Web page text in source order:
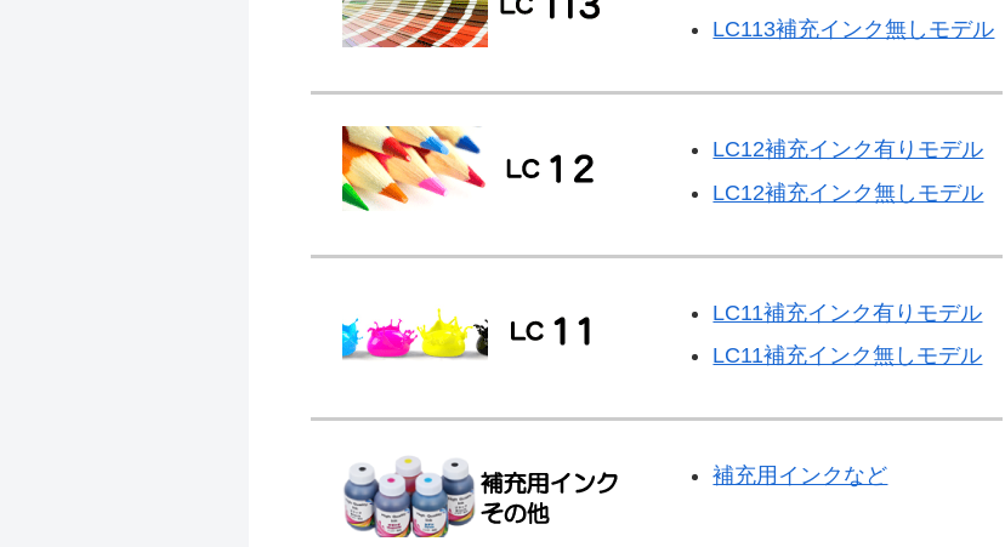
LC113補充インク無しモデル
LC12補充インク有りモデル
LC12補充インク無しモデル
LC11補充インク有りモデル
LC11補充インク無しモデル
補充用インクなど